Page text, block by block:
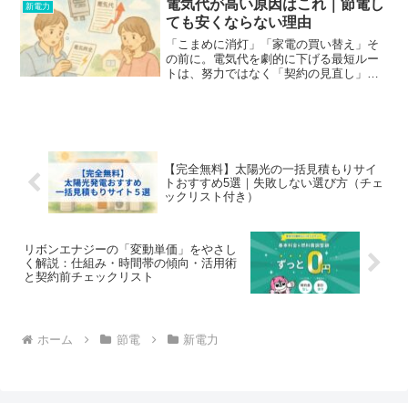
新電力
電気代が高い原因はこれ｜節電し
ても安くならない理由
「こまめに消灯」「家電の買い替え」そ
の前に。電気代を劇的に下げる最短ルー
トは、努力ではなく「契約の見直し」で
【完全無料】太陽光の一括見積もりサイ
トおすすめ5選｜失敗しない選び方（チェ
ックリスト付き）
リボンエナジーの「変動単価」をやさし
く解説：仕組み・時間帯の傾向・活用術
と契約前チェックリスト
ホーム 節電 新電力